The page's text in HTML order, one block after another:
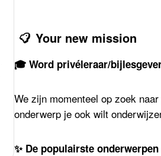
Your new mission
🎓 Word privéleraar/
We zijn momenteel op zoek
onderwerp je ook wilt
✨ De populairste onderwerpen